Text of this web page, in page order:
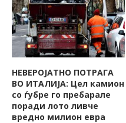
НЕВЕРОЈАТНО ПОТРАГА
ВО ИТАЛИЈА: Цел камион
со ѓубре го пребарале
поради лото ливче
вредно милион евра